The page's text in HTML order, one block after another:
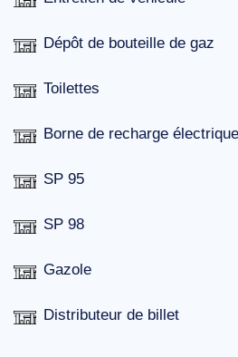
Dépôt de bouteille de gaz
Toilettes
Borne de recharge électrique
SP 95
SP 98
Gazole
Distributeur de billet